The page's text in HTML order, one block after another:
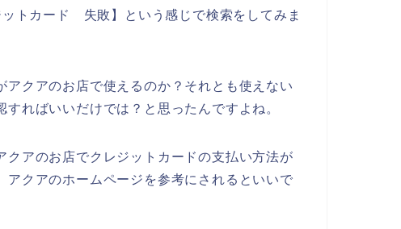
トカード 失敗】という感じで検索をしてみま
クアのお店で使えるのか？それとも使えない
ればいいだけでは？と思ったんですよね。
アのお店でクレジットカードの支払い方法が
クアのホームページを参考にされるといいで